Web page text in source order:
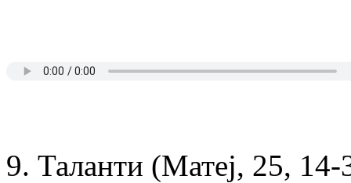
9. Таланти (Матеј, 25, 14-